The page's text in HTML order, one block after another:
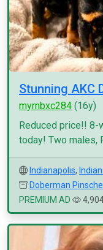
Stunning AKC
myrnbxc284 (16y)
Reduced price!! 8-
today! Two males,
Indianapolis,
Doberman
PREMIUM AD